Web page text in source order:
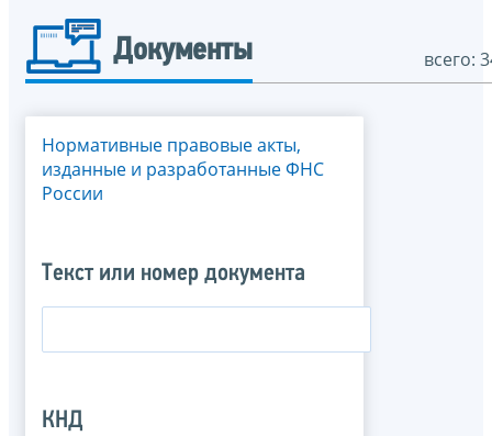
Документы всего:
Нормативные правовые акты,
изданные и разработанные ФНС
России
Текст или номер документа
КНД